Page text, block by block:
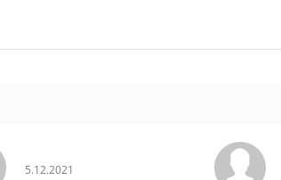
Hodnocení obchodu je 5 z 5 hvězdiček.
5.12.2021